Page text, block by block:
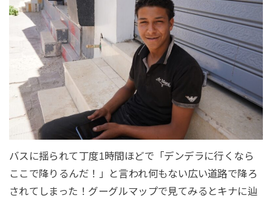
バスに揺られて丁度1時間ほどで「デンデラに行くなら
ここで降りるんだ！」と言われ何もない広い道路で降ろ
されてしまった！グーグルマップで見てみるとキナに辿